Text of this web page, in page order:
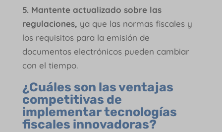
5. Mantente actualizado sobre las
regulaciones, ya que las normas fiscales y
los requisitos para la emisión de
documentos electrónicos pueden cambiar
con el tiempo.
¿Cuáles son las ventajas
competitivas de
implementar tecnologías
fiscales innovadoras?